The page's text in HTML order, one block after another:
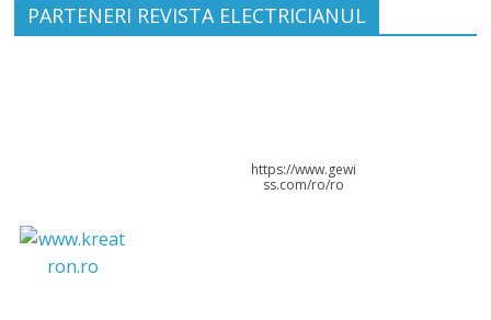
PARTENERI REVISTA ELECTRICIANUL
https://www.gewi
ss.com/ro/ro